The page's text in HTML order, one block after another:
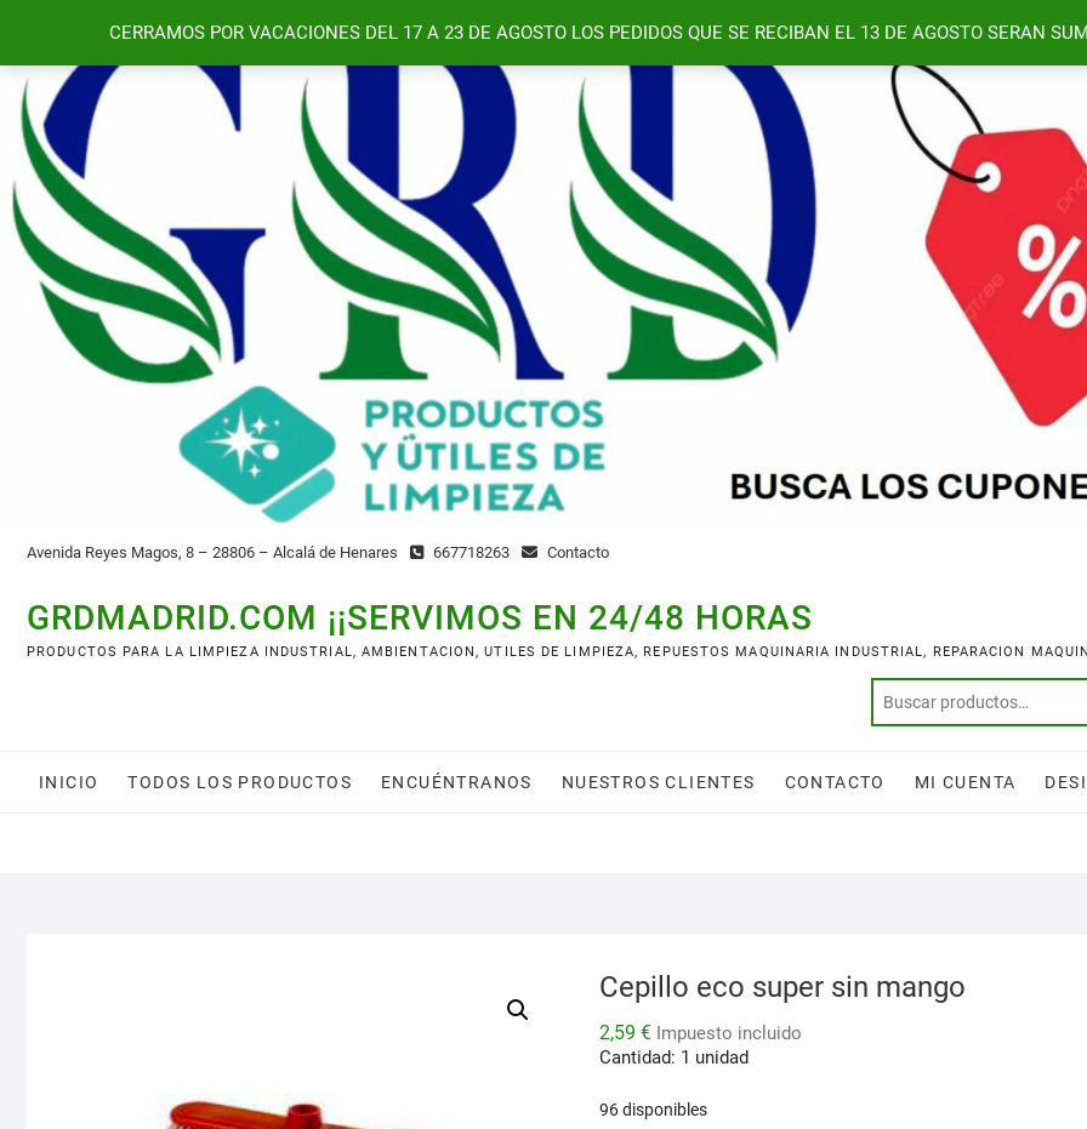
contenido
Avenida Reyes Magos, 8 – 28806 – Alcalá de Henares 667718263 Contacto
GRDMADRID.COM ¡¡SERVIMOS EN 24/48 HORAS
PRODUCTOS PARA LA LIMPIEZA INDUSTRIAL, AMBIENTACION, UTILES DE LIMPIEZA, REPUESTOS MAQUINARIA INDUSTRIAL, REPARACION
INICIO TODOS LOS PRODUCTOS ENCUÉNTRANOS NUESTROS CLIENTES CONTACTO MI CUENTA
Cepillo eco super sin mango
2,59 € Impuesto incluido
Cantidad: 1 unidad
96 disponibles
CERRAMOS POR VACACIONES DEL 17 A 23 DE AGOSTO LOS PEDIDOS QUE SE RECIBAN EL 13 DE AGOSTO SERAN